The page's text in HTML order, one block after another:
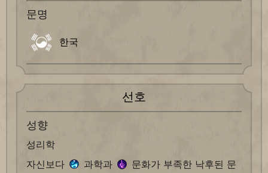
문명
한국
선호
성향
성리학
자신보다
과학과
문화가 부족한 낙후된 문